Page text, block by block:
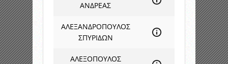
ΑΝΔΡΕΑΣ
ΑΛΕΞΑΝΔΡΟΠΟΥΛΟΣ
ΣΠΥΡΙΔΩΝ
ΑΛΕΞΟΠΟΥΛΟΣ